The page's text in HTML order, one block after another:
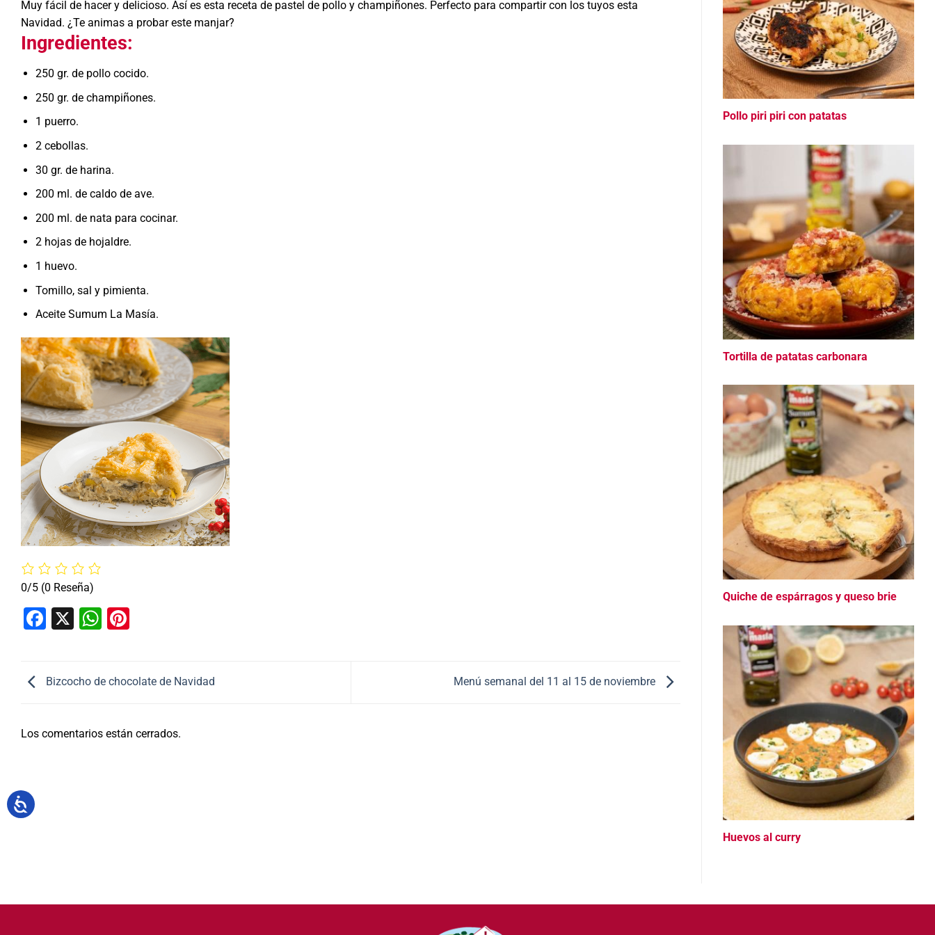
Muy fácil de hacer y delicioso. Así es esta receta de pastel de pollo y champiñones. Perfecto para compartir con los tuyos esta
Navidad. ¿Te animas a probar este manjar?
Ingredientes:
250 gr. de pollo cocido.
250 gr. de champiñones.
1 puerro.
2 cebollas.
30 gr. de harina.
200 ml. de caldo de ave.
200 ml. de nata para cocinar.
2 hojas de hojaldre.
1 huevo.
Tomillo, sal y pimienta.
Aceite Sumum La Masía.
0/5 (0 Reseña)
Facebook
X WhatsApp
Bizcocho de chocolate de Navidad Menú semanal del 11 al 15 de noviembre
Los comentarios están cerrados.
Pollo piri piri con patatas
Tortilla de patatas carbonara
Quiche de espárragos y queso brie
Huevos al curry